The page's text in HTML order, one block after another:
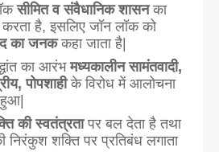
सीमित व संवैधानिक शासन का
समर्थन करता है, इसलिए जॉन लॉक को
का जनक कहा जाता है|
का आरंभ मध्यकालीन सामंतवादी,
पोपशाही के विरोध में आलोचना
की स्वतंत्रता पर बल देता है तथा
निरंकुश शक्ति पर प्रतिबंध लगाता